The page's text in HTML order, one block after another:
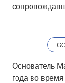
Основатель
года во